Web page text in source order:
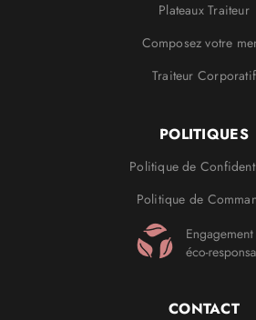
Plateaux Traiteur
Composez votre
Traiteur Corporatif
POLITIQUES
Politique de
Politique de
CONTACT